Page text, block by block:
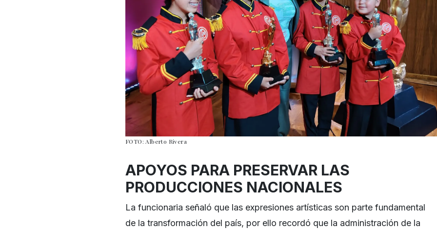
FOTO: Alberto Rivera
APOYOS PARA PRESERVAR LAS
PRODUCCIONES NACIONALES
La funcionaria señaló que las expresiones artísticas son parte fundamental
de la transformación del país, por ello recordó que la administración de la